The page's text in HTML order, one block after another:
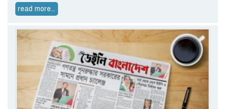
read more...